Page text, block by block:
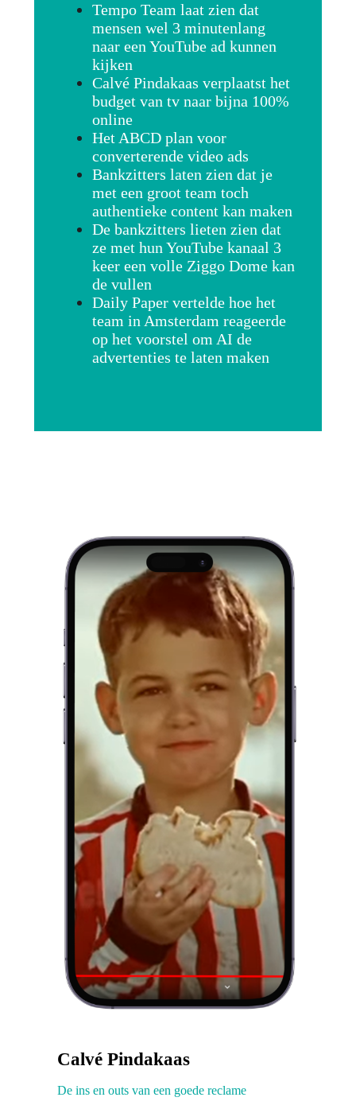
Tempo Team laat zien dat
mensen wel 3 minutenlang
naar een YouTube ad kunnen
kijken
Calvé Pindakaas verplaatst het
budget van tv naar bijna 100%
online
Het ABCD plan voor
converterende video ads
Bankzitters laten zien dat je
met een groot team toch
authentieke content kan maken
De bankzitters lieten zien dat
ze met hun YouTube kanaal 3
keer een volle Ziggo Dome kan
de vullen
Daily Paper vertelde hoe het
team in Amsterdam reageerde
op het voorstel om AI de
advertenties te laten maken
Calvé Pindakaas
De ins en outs van een goede reclame